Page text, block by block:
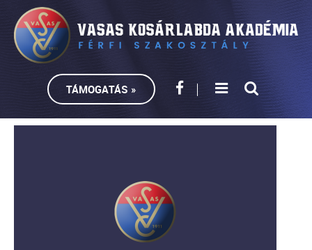
TÁMOGATÁS »